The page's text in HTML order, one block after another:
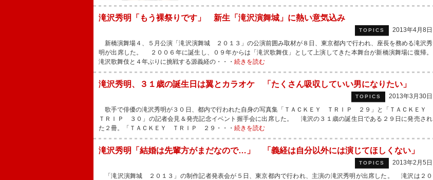
滝沢秀明「もう裸祭りです」 新生「滝沢演舞城」に熱い意気込み
TOPICS
2013年4月8日
新橋演舞場４、５月公演「滝沢演舞城 ２０１３」の公演前囲み取材が８日、東京都内で行われ、座長を務める滝沢秀
明が出席した。 ２００６年に誕生し、０９年からは「滝沢歌舞伎」として上演してきた本舞台が新橋演舞場に復帰。
滝沢歌舞伎と４年ぶりに挑戦する源義経の・・・ 続きを読む
滝沢秀明、３１歳の誕生日は翼とカラオケ 「たくさん吸収していい男になりたい」
TOPICS
2013年3月30日
歌手で俳優の滝沢秀明が３０日、都内で行われた自身の写真集「ＴＡＣＫＥＹ ＴＲＩＰ ２９」と「ＴＡＣＫＥＹ
ＴＲＩＰ ３０」の記者会見＆発売記念イベント握手会に出席した。 滝沢の３１歳の誕生日である２９日に発売され
た２冊。「ＴＡＣＫＥＹ ＴＲＩＰ ２９・・・ 続きを読む
滝沢秀明「結婚は先輩方がまだなので…」 「義経は自分以外には演じてほしくない」
TOPICS
2013年2月5日
「滝沢演舞城 ２０１３」の制作記者発表会が５日、東京都内で行われ、主演の滝沢秀明が出席した。 滝沢は２０